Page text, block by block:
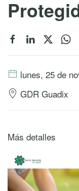
lunes, 25 de
GDR Guadix
Más detalles